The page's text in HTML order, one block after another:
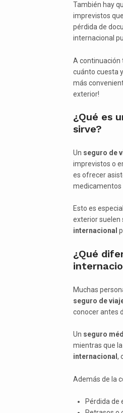
También hay
imprevistos
pérdida de
internacional
A continuación
cuánto cuesta
más
exterior!
¿Qué es
sirve?
Un seguro de
imprevistos o
es ofrecer
medicamentos
Esto es
exterior suelen
internacional
¿Qué
Muchas
seguro de
conocer antes
Un seguro
mientras que
internacional ,
Además de la
Pérdida de